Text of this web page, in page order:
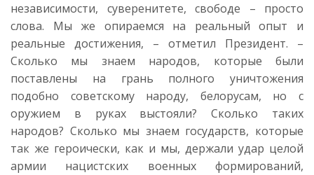
независимости, суверенитете, свободе – просто
слова. Мы же опираемся на реальный опыт и
реальные достижения, – отметил Президент. –
Сколько мы знаем народов, которые были
поставлены на грань полного уничтожения
подобно советскому народу, белорусам, но с
оружием в руках выстояли? Сколько таких
народов? Сколько мы знаем государств, которые
так же героически, как и мы, держали удар целой
армии нацистских военных формирований,